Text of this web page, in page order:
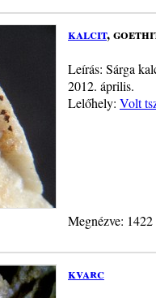
kalcit,
Leírás: Sárga
2012. április.
Lelőhely: Volt
Megnézve:
kvarc